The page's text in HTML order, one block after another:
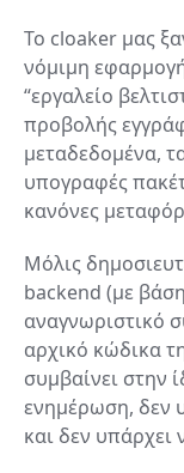
Το cloaker μας
νόμιμη
“εργαλείο
προβολής
μεταδεδομένα,
υπογραφές
κανόνες
Μόλις
backend (με
αναγνωριστικό
αρχικό κώδικα
συμβαίνει στην
ενημέρωση, δεν
και δεν υπάρχει